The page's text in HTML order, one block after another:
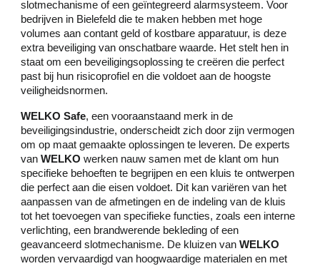
slotmechanisme of een geïntegreerd alarmsysteem. Voor
bedrijven in Bielefeld die te maken hebben met hoge
volumes aan contant geld of kostbare apparatuur, is deze
extra beveiliging van onschatbare waarde. Het stelt hen in
staat om een beveiligingsoplossing te creëren die perfect
past bij hun risicoprofiel en die voldoet aan de hoogste
veiligheidsnormen.
WELKO Safe, een vooraanstaand merk in de
beveiligingsindustrie, onderscheidt zich door zijn vermogen
om op maat gemaakte oplossingen te leveren. De experts
vanWELKO werken nauw samen met de klant om hun
specifieke behoeften te begrijpen en een kluis te ontwerpen
die perfect aan die eisen voldoet. Dit kan variëren van het
aanpassen van de afmetingen en de indeling van de kluis
tot het toevoegen van specifieke functies, zoals een interne
verlichting, een brandwerende bekleding of een
geavanceerd slotmechanisme. De kluizen vanWELKO
worden vervaardigd van hoogwaardige materialen en met